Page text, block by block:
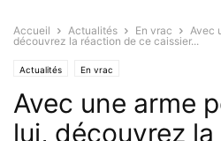
Accueil Actualités En vrac
Avec
découvrez la réaction de ce caissier...
Actualités En vrac
Avec une arme
lui, découvrez